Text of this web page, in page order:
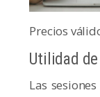
Precios
Utilidad de
Las